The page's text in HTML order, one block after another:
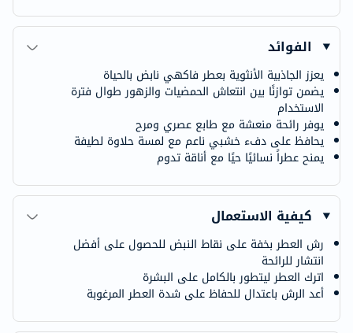
الفوائد
يعزز الجاذبية الأنثوية بعطر فاكهي نابض بالحياة
يضمن توازنًا بين انتعاش الحمضيات والزهور طوال فترة
الاستخدام
يوفر رائحة منعشة مع طابع عصري ومرح
يحافظ على دفء خشبي ناعم مع لمسة حلاوة لطيفة
يمنح عطراً نسائيًا حيًا مع أناقة تدوم
كيفية الاستعمال
رش العطر بخفة على نقاط النبض للحصول على أفضل
انتشار للرائحة
اترك العطر ليتطور بالكامل على البشرة
أعد الرش باعتدال للحفاظ على شدة العطر المرغوبة